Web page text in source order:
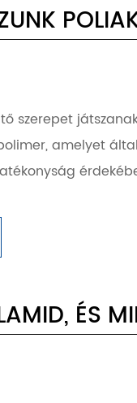
szerepet
amelyet
ÉS